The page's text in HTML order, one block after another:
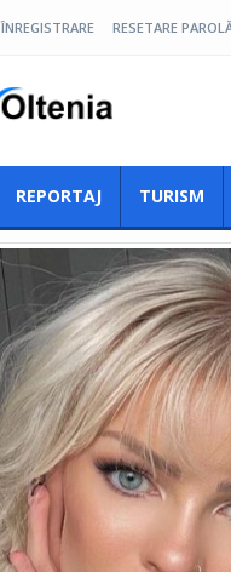
ÎNREGISTRARE RESETARE
REPORTAJ TURISM